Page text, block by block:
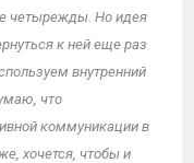
четырежды. Но идея
к ней еще раз
внутренний
что
коммуникации в
хочется, чтобы и